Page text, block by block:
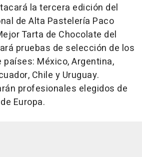
la tercera edición del
de Alta Pastelería Paco
Tarta de Chocolate del
pruebas de selección de los
México, Argentina,
Chile y Uruguay.
profesionales elegidos de
Europa.